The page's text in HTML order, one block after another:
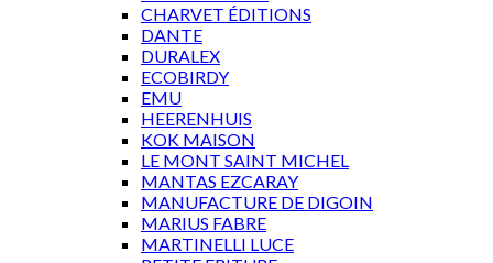
CHARVET ÉDITIONS
DANTE
DURALEX
ECOBIRDY
EMU
HEERENHUIS
KOK MAISON
LE MONT SAINT MICHEL
MANTAS EZCARAY
MANUFACTURE DE DIGOIN
MARIUS FABRE
MARTINELLI LUCE